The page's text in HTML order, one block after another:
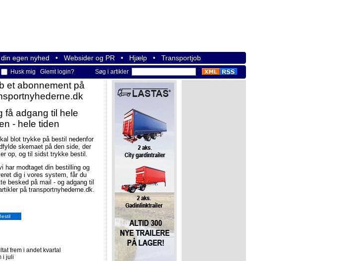
egen nyhed • Websider og PR • Hjælp • Transportjob
Husk mig Glemt login? Søg i artikler
et abonnement på
få adgang til hele
- hele tiden
blot trykke på bestil nedenfor
skemaet på den side, der
op, og til sidst trykke bestil.
har modtaget din bestilling og
dig i vores system, får du
besked på mail - og adgang til
på transportnyhederne.dk.
frem i andet kvartal
i juli